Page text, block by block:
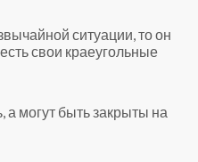
ситуации, то он
свои краеугольные
а могут быть закрыты на